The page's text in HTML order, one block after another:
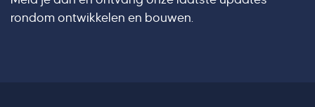
rondom ontwikkelen en bouwen.